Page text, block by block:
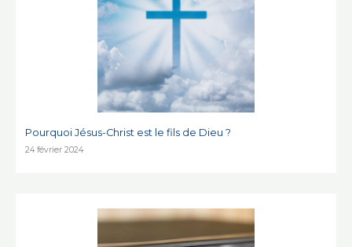
Pourquoi Jésus-Christ est le fils de Dieu ?
24 février 2024